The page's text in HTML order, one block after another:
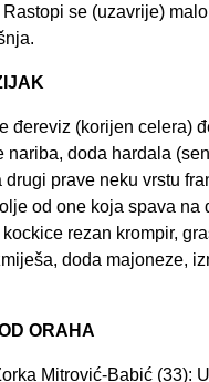
se (uzavrije)
đereviz (korijen celera)
nariba, doda hardala
prave neku vrstu
od one koja spava
rezan krompir,
doda majoneze,
ORAHA
Mitrović-Babić (33):